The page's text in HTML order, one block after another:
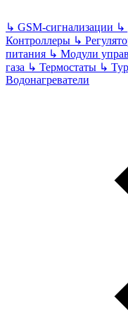
↳ GSM-сигнализации ↳
Контроллеры ↳
питания ↳ Модули
газа ↳ Термостаты ↳
Водонагреватели